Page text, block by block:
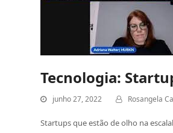
Tecnologia:
junho 27, 2022 Rosangela
Startups que estão de olho na